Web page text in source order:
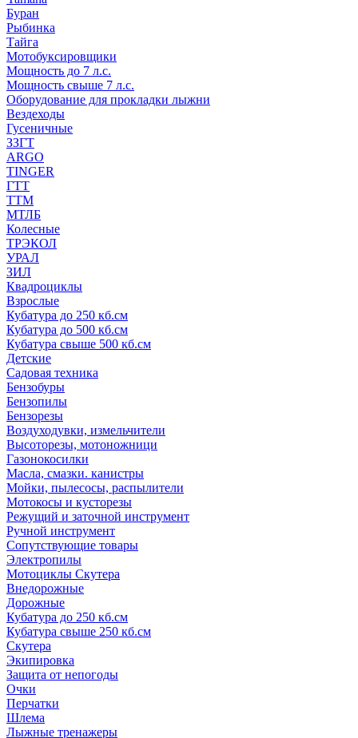
Буран
Рыбинка
Тайга
Мотобуксировщики
Мощность до 7 л.с.
Мощность свыше 7 л.с.
Оборудование для прокладки лыжни
Вездеходы
Гусеничные
ЗЗГТ
ARGO
TINGER
ГТТ
ТТМ
МТЛБ
Колесные
ТРЭКОЛ
УРАЛ
ЗИЛ
Квадроциклы
Взрослые
Кубатура до 250 кб.см
Кубатура до 500 кб.см
Кубатура свыше 500 кб.см
Детские
Садовая техника
Бензобуры
Бензопилы
Бензорезы
Воздуходувки, измельчители
Высоторезы, мотоножници
Газонокосилки
Масла, смазки. канистры
Мойки, пылесосы, распылители
Мотокосы и кусторезы
Режущий и заточной инструмент
Ручной инструмент
Сопутствующие товары
Электропилы
Мотоциклы Скутера
Внедорожные
Дорожные
Кубатура до 250 кб.см
Кубатура свыше 250 кб.см
Скутера
Экипировка
Защита от непогоды
Очки
Перчатки
Шлема
Лыжные тренажеры